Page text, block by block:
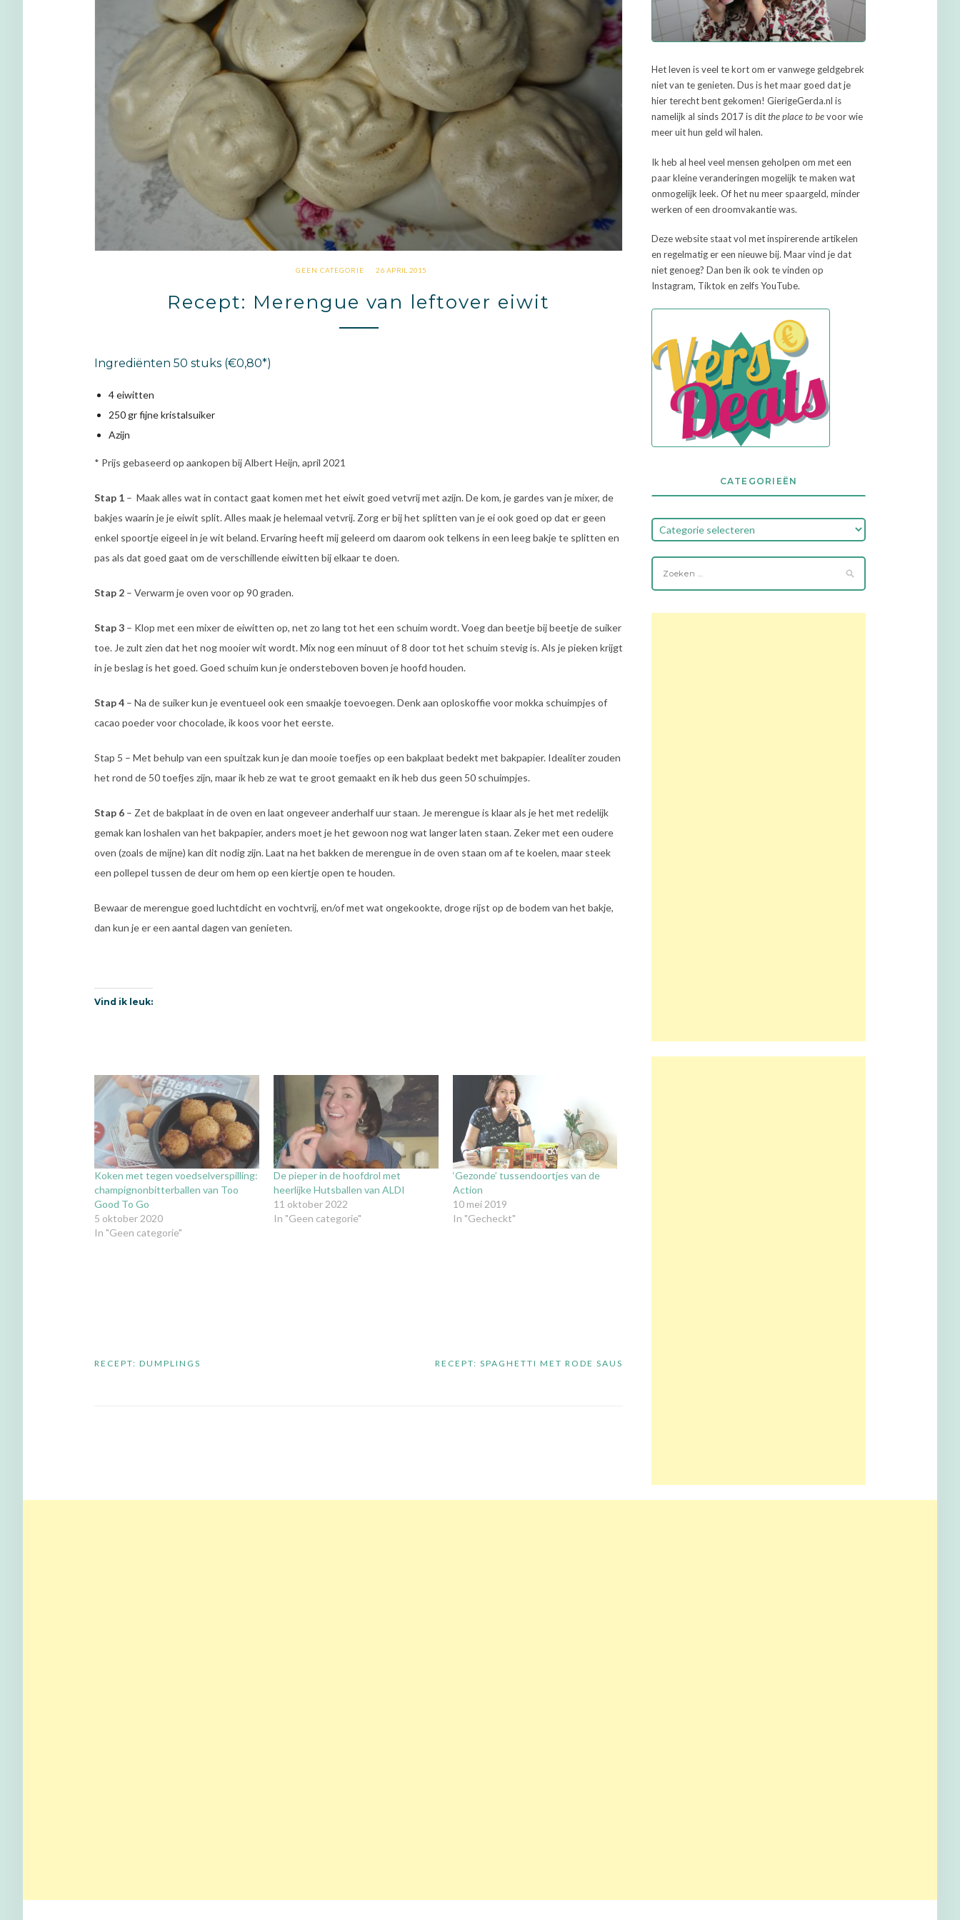
GEEN CATEGORIE 26 APRIL 2015
Recept: Merengue van leftover eiwit
Ingrediënten 50 stuks (€0,80*)
4 eiwitten
250 gr fijne kristalsuiker
Azijn
* Prijs gebaseerd op aankopen bij Albert Heijn, april 2021
Stap 1 – Maak alles wat in contact gaat komen met het eiwit goed vetvrij met azijn. De kom, je gardes van je mixer, de
bakjes waarin je je eiwit split. Alles maak je helemaal vetvrij. Zorg er bij het splitten van je ei ook goed op dat er geen
enkel spoortje eigeel in je wit beland. Ervaring heeft mij geleerd om daarom ook telkens in een leeg bakje te splitten en
pas als dat goed gaat om de verschillende eiwitten bij elkaar te doen.
Stap 2 – Verwarm je oven voor op 90 graden.
Stap 3 – Klop met een mixer de eiwitten op, net zo lang tot het een schuim wordt. Voeg dan beetje bij beetje de suiker
toe. Je zult zien dat het nog mooier wit wordt. Mix nog een minuut of 8 door tot het schuim stevig is. Als je pieken krijgt
in je beslag is het goed. Goed schuim kun je ondersteboven boven je hoofd houden.
Stap 4 – Na de suiker kun je eventueel ook een smaakje toevoegen. Denk aan oploskoffie voor mokka schuimpjes of
cacao poeder voor chocolade, ik koos voor het eerste.
Stap 5 – Met behulp van een spuitzak kun je dan mooie toefjes op een bakplaat bedekt met bakpapier. Idealiter zouden
het rond de 50 toefjes zijn, maar ik heb ze wat te groot gemaakt en ik heb dus geen 50 schuimpjes.
Stap 6 – Zet de bakplaat in de oven en laat ongeveer anderhalf uur staan. Je merengue is klaar als je het met redelijk
gemak kan loshalen van het bakpapier, anders moet je het gewoon nog wat langer laten staan. Zeker met een oudere
oven (zoals de mijne) kan dit nodig zijn. Laat na het bakken de merengue in de oven staan om af te koelen, maar steek
een pollepel tussen de deur om hem op een kiertje open te houden.
Bewaar de merengue goed luchtdicht en vochtvrij, en/of met wat ongekookte, droge rijst op de bodem van het bakje,
dan kun je er een aantal dagen van genieten.
Vind ik leuk:
Koken met tegen voedselverspilling:
champignonbitterballen van Too
Good To Go
5 oktober 2020
In "Geen categorie"
De pieper in de hoofdrol met
heerlijke Hutsballen van ALDI
11 oktober 2022
In "Geen categorie"
‘Gezonde’ tussendoortjes van de
Action
10 mei 2019
In "Gecheckt"
navigatie
RECEPT: SPAGHETTI MET RODE SAUS
RECEPT: DUMPLINGS
Het leven is veel te kort om er vanwege geldgebrek
niet van te genieten. Dus is het maar goed dat je
hier terecht bent gekomen! GierigeGerda.nl is
namelijk al sinds 2017 is ditthe place to bevoor wie
meer uit hun geld wil halen.
Ik heb al heel veel mensen geholpen om met een
paar kleine veranderingen mogelijk te maken wat
onmogelijk leek. Of het nu meer spaargeld, minder
werken of een droomvakantie was.
Deze website staat vol met inspirerende artikelen
en regelmatig er een nieuwe bij. Maar vind je dat
niet genoeg? Dan ben ik ook te vinden op
Instagram, Tiktok en zelfs YouTube.
CATEGORIEËN